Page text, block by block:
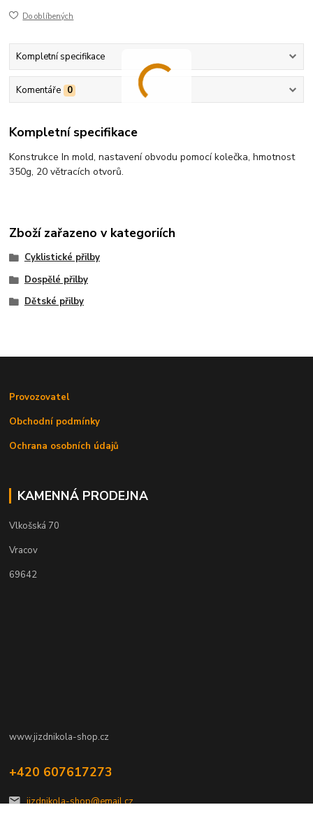
Do oblíbených
Kompletní specifikace
Komentáře 0
Kompletní specifikace
Konstrukce In mold, nastavení obvodu pomocí kolečka, hmotnost
350g, 20 větracích otvorů.
Zboží zařazeno v kategoriích
Cyklistické přilby
Dospělé přilby
Dětské přilby
Provozovatel
Obchodní podmínky
Ochrana osobních údajů
KAMENNÁ PRODEJNA
Vlkošská 70
Vracov
69642
www.jizdnikola-shop.cz
+420 607617273
jizdnikola-shop@email.cz